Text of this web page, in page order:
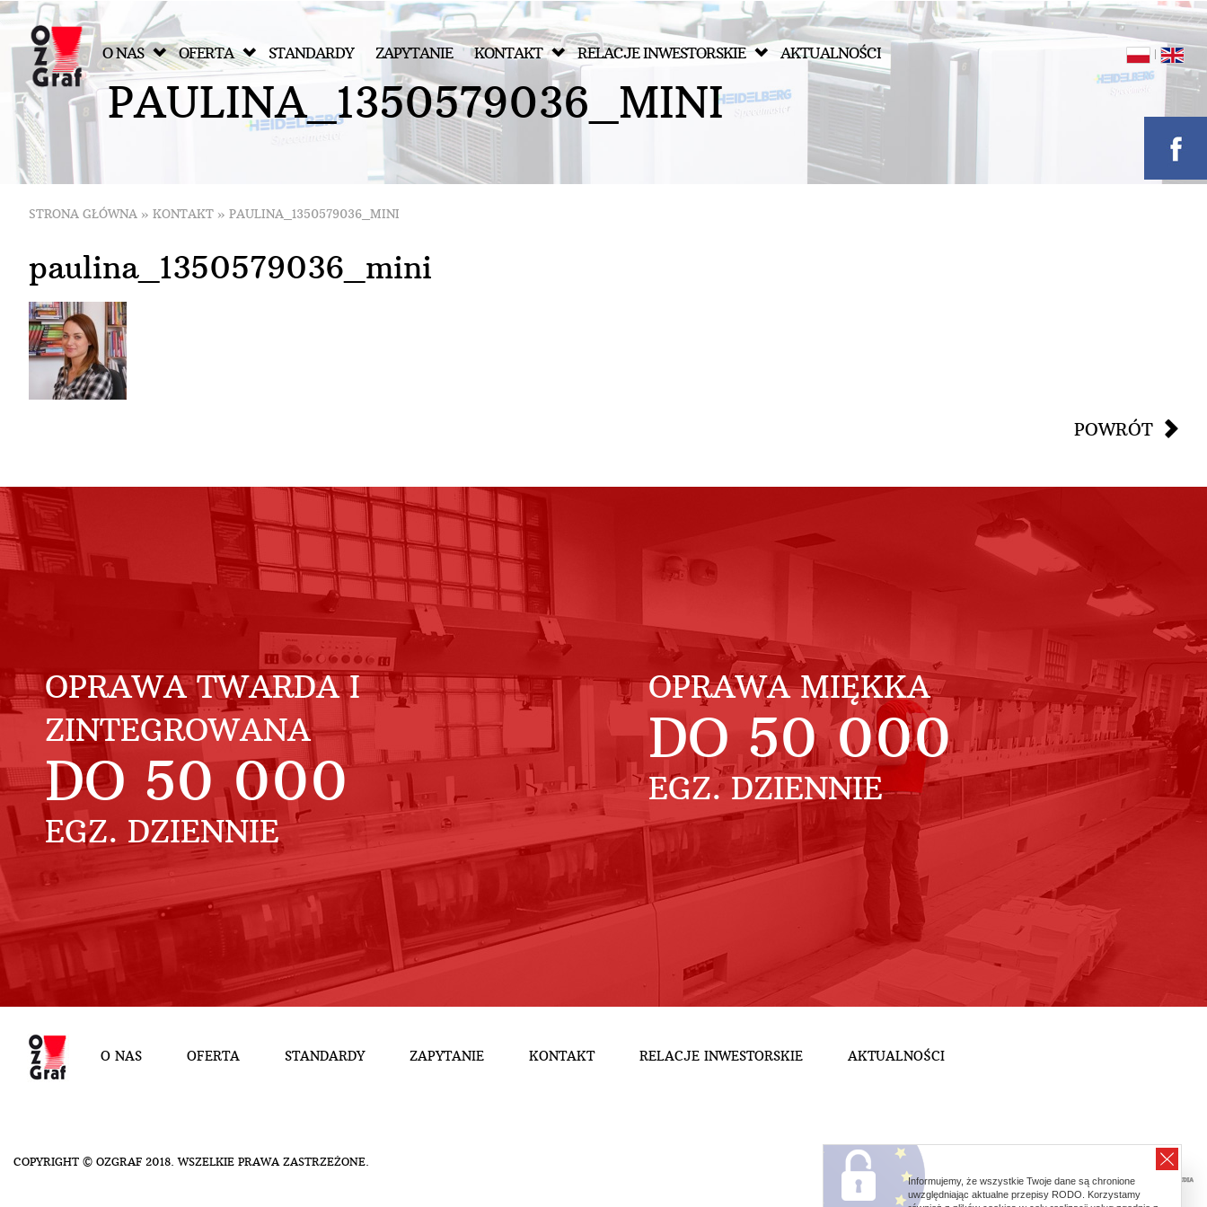
O NAS OFERTA STANDARDY ZAPYTANIE KONTAKT RELACJE INWESTORSKIE AKTUALNOŚCI
PAULINA_1350579036 MINI
STRONA GŁÓWNA » KONTAKT » PAULINA_1350579036_MINI
paulina_1350579036_mini
POWRÓT
OPRAWA TWARDA I
ZINTEGROWANA
DO 50 000
EGZ. DZIENNIE
OPRAWA MIĘKKA
DO 50 000
EGZ. DZIENNIE
O NAS OFERTA STANDARDY ZAPYTANIE KONTAKT RELACJE INWESTORSKIE AKTUALNOŚCI
COPYRIGHT © OZGRAF 2018. WSZELKIE PRAWA ZASTRZEŻONE.
Informujemy, że wszystkie Twoje dane są chronione
uwzględniając aktualne przepisy RODO. Korzystamy